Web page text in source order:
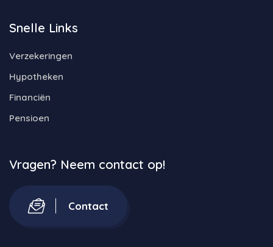
Snelle Links
Verzekeringen
Hypotheken
Financiën
Pensioen
Vragen? Neem contact op!
Contact